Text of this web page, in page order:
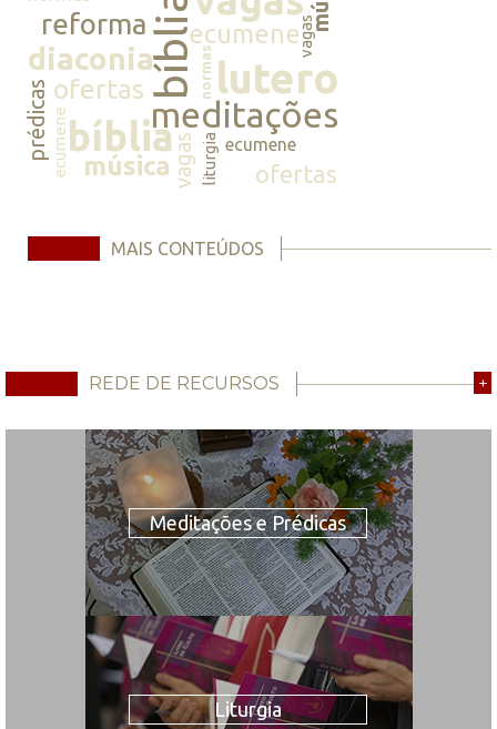
bíblia
reforma
diaconia
ecumenevagas
prédicas ofertas normaslutero
meditações
ecumenebíblia
músicavagasliturgia ecumene
ofertas
MAIS CONTEÚDOS
REDE DE RECURSOS +
Meditações e Prédicas
Liturgia